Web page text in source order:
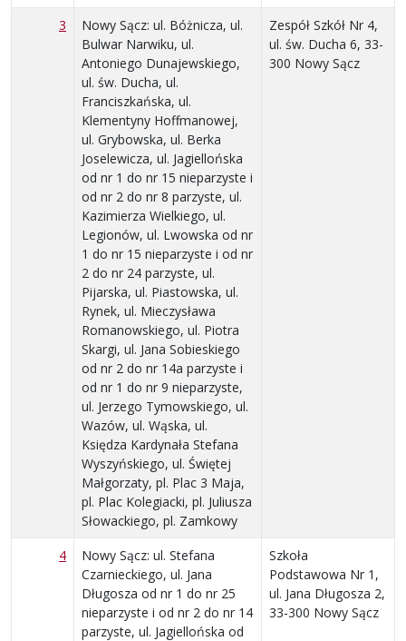
3
Nowy Sącz: ul. Bóżnicza, ul.
Bulwar Narwiku, ul.
Antoniego Dunajewskiego,
ul. św. Ducha, ul.
Franciszkańska, ul.
Klementyny Hoffmanowej,
ul. Grybowska, ul. Berka
Joselewicza, ul. Jagiellońska
od nr 1 do nr 15 nieparzyste i
od nr 2 do nr 8 parzyste, ul.
Kazimierza Wielkiego, ul.
Legionów, ul. Lwowska od nr
1 do nr 15 nieparzyste i od nr
2 do nr 24 parzyste, ul.
Pijarska, ul. Piastowska, ul.
Rynek, ul. Mieczysława
Romanowskiego, ul. Piotra
Skargi, ul. Jana Sobieskiego
od nr 2 do nr 14a parzyste i
od nr 1 do nr 9 nieparzyste,
ul. Jerzego Tymowskiego, ul.
Wazów, ul. Wąska, ul.
Księdza Kardynała Stefana
Wyszyńskiego, ul. Świętej
Małgorzaty, pl. Plac 3 Maja,
pl. Plac Kolegiacki, pl. Juliusza
Słowackiego, pl. Zamkowy
Zespół Szkół Nr 4,
ul. św. Ducha 6, 33-
300 Nowy Sącz
4
Nowy Sącz: ul. Stefana
Czarnieckiego, ul. Jana
Długosza od nr 1 do nr 25
nieparzyste i od nr 2 do nr 14
parzyste, ul. Jagiellońska od
Szkoła
Podstawowa Nr 1,
ul. Jana Długosza 2,
33-300 Nowy Sącz